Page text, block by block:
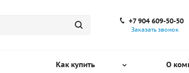
+7 904 609-50-50
Заказать звонок
Как купить О